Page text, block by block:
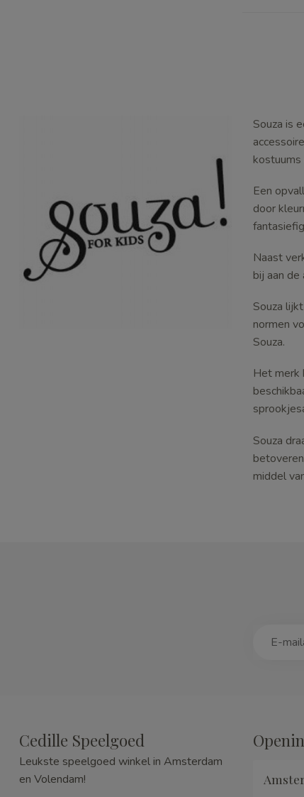
Souza is
Een
door
Naast
bij aan
Souza
normen
Souza.
Het merk
Souza
middel
Cedille Speelgoed
Leukste speelgoed winkel in Amsterdam
en Volendam!